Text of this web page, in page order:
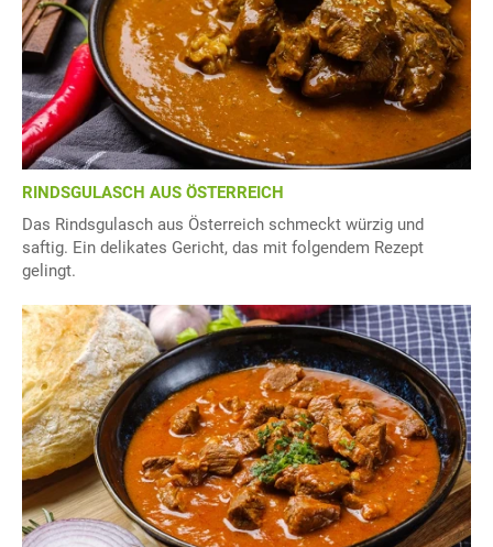
RINDSGULASCH AUS ÖSTERREICH
Das Rindsgulasch aus Österreich schmeckt würzig und
saftig. Ein delikates Gericht, das mit folgendem Rezept
gelingt.